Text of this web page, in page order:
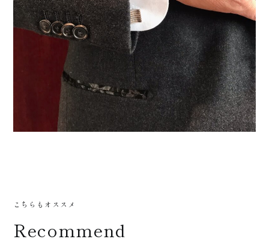
サポー
こちらもオススメ
Recommend